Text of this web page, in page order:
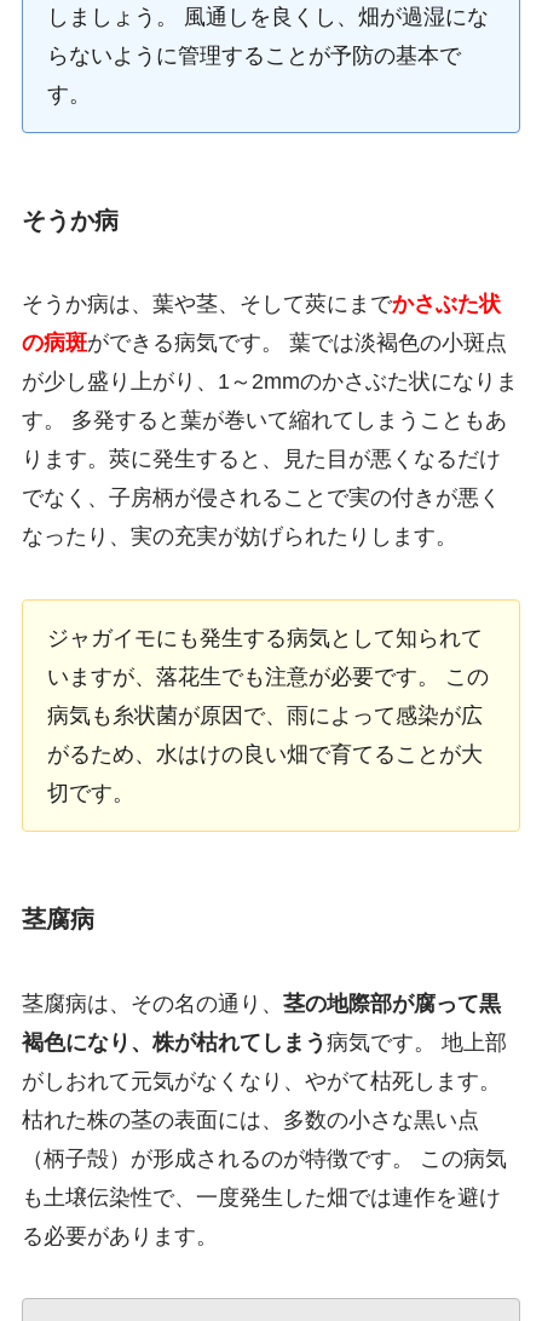
しましょう。 風通しを良くし、畑が過湿にな
らないように管理することが予防の基本で
す。
そうか病
そうか病は、葉や茎、そして莢にまでかさぶた状
の病斑ができる病気です。 葉では淡褐色の小斑点
が少し盛り上がり、1～2mmのかさぶた状になりま
す。 多発すると葉が巻いて縮れてしまうこともあ
ります。莢に発生すると、見た目が悪くなるだけ
でなく、子房柄が侵されることで実の付きが悪く
なったり、実の充実が妨げられたりします。
ジャガイモにも発生する病気として知られて
いますが、落花生でも注意が必要です。 この
病気も糸状菌が原因で、雨によって感染が広
がるため、水はけの良い畑で育てることが大
切です。
茎腐病
茎腐病は、その名の通り、 茎の地際部が腐って黒
褐色になり、株が枯れてしまう 病気です。 地上部
がしおれて元気がなくなり、やがて枯死します。
枯れた株の茎の表面には、多数の小さな黒い点
（柄子殻）が形成されるのが特徴です。 この病気
も土壌伝染性で、一度発生した畑では連作を避け
る必要があります。